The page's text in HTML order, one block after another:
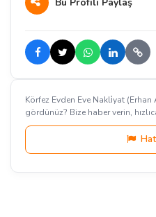
Körfez Evden Eve Nakli̇yat
gördünüz? Bize haber verin,